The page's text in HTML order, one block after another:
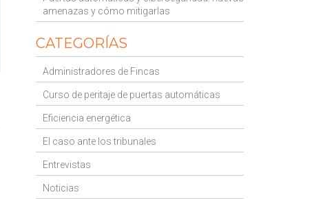
amenazas y cómo mitigarlas
CATEGORÍAS
Administradores de Fincas
Curso de peritaje de puertas automáticas
Eficiencia energética
El caso ante los tribunales
Entrevistas
Noticias